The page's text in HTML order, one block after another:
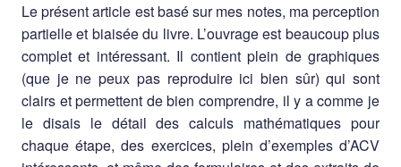
Le présent article est basé sur mes notes, ma perception
partielle et biaisée du livre. L’ouvrage est beaucoup plus
complet et intéressant. Il contient plein de graphiques
(que je ne peux pas reproduire ici bien sûr) qui sont
clairs et permettent de bien comprendre, il y a comme je
le disais le détail des calculs mathématiques pour
chaque étape, des exercices, plein d’exemples d’ACV